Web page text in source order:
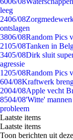
leeg
2406/08
ontslagen
3806/08Random Pics
2105/08Tanken in
3405/08Dirk sluit
agressie
1205/08Random Pics
604/08Kraftwerk
2004/08Apple vecht
8504/08'Witte'
probleem
Laatste items
Laatste items
Toon berichten uit